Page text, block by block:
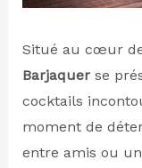
Situé au cœur
Barjaquerse
cocktails
moment de
entre amis ou